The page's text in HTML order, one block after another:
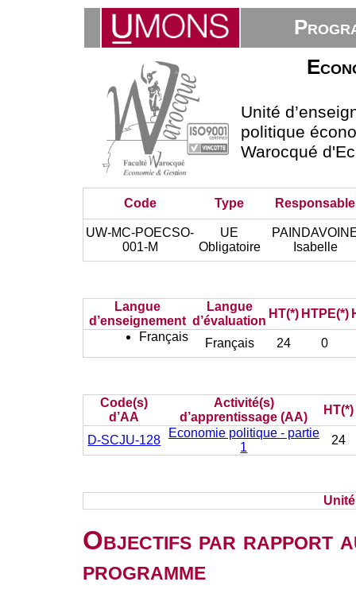
Unité
politique
Warocqué
Code Type Responsable
UW-MC-POECSO-
001-M
UE
Obligatoire
Isabelle
Langue
d’enseignement
Langue
d’évaluation
HT(*) HTPE(*)
Français
Français 24 0
Code(s)
d’AA
Activité(s)
d’apprentissage (AA)
HT(*)
D-SCJU-128
Economie politique - partie
1
24
Objectifs par rapport
programme